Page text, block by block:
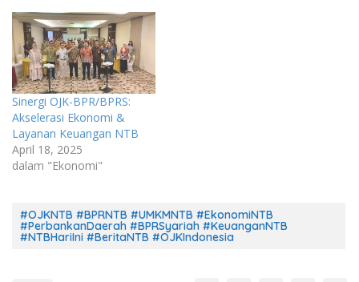
Sinergi OJK-BPR/BPRS:
Akselerasi Ekonomi &
Layanan Keuangan NTB
April 18, 2025
dalam "Ekonomi"
#OJKNTB #BPRNTB #UMKMNTB #EkonomiNTB
#PerbankanDaerah #BPRSyariah #KeuanganNTB
#NTBHariIni #BeritaNTB #OJKIndonesia